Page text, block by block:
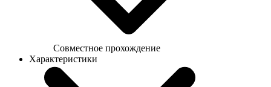
Совместное прохождение
Характеристики